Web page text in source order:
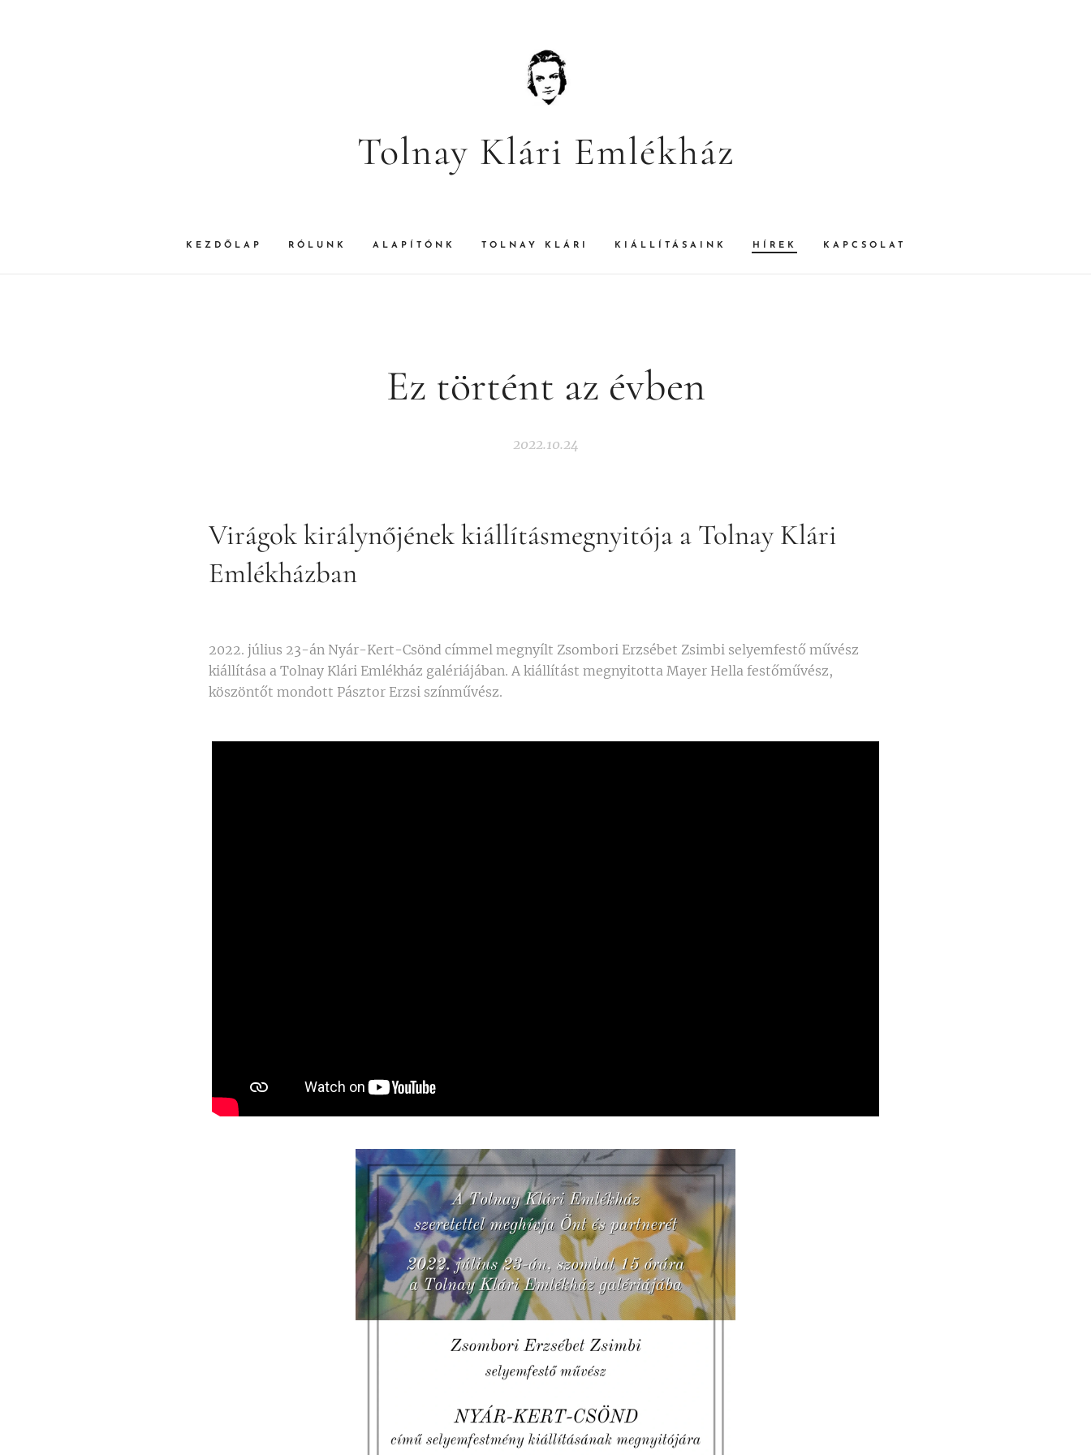
Tolnay Klári Emlékház
KEZDŐLAP RÓLUNK ALAPÍTÓNK TOLNAY KLÁRI KIÁLLÍTÁSAINK HÍREK KAPCSOLAT
Ez történt az évben
2022.10.24
Virágok királynőjének kiállításmegnyitója a Tolnay Klári
Emlékházban
2022. július 23-án Nyár-Kert-Csönd címmel megnyílt Zsombori Erzsébet Zsimbi selyemfestő művész
kiállítása a Tolnay Klári Emlékház galériájában. A kiállítást megnyitotta Mayer Hella festőművész,
köszöntőt mondott Pásztor Erzsi színművész.